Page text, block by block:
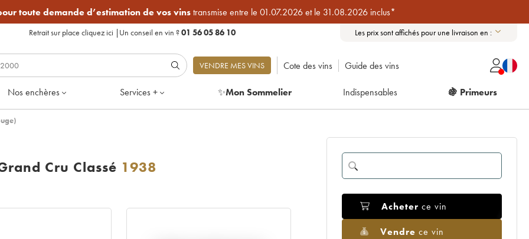
toute demande d’estimation de vos vinstransmise entre le 01.07.2026 et le 31.08.2026 inclus*
Retrait sur place cliquez ici | Un conseil en vin ?01 56 05 86 10 Les prix sont affichés pour une livraison en :
VENDRE MES VINS Cote des vins Guide des vins
Nos enchères Services + ✨Mon Sommelier Indispensables 🍇 Primeurs
Cru Classé 1938
Acheter ce vin
Vendre ce vin